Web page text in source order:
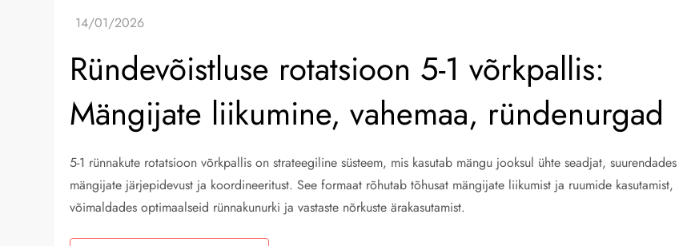
Ründevõistluse rotatsioon 5-1 võrkpallis:
Mängijate liikumine, vahemaa, ründenurgad
5-1 rünnakute rotatsioon võrkpallis on strateegiline süsteem, mis kasutab mängu jooksul ühte seadjat, suurendades
mängijate järjepidevust ja koordineeritust. See formaat rõhutab tõhusat mängijate liikumist ja ruumide kasutamist,
võimaldades optimaalseid rünnakunurki ja vastaste nõrkuste ärakasutamist.